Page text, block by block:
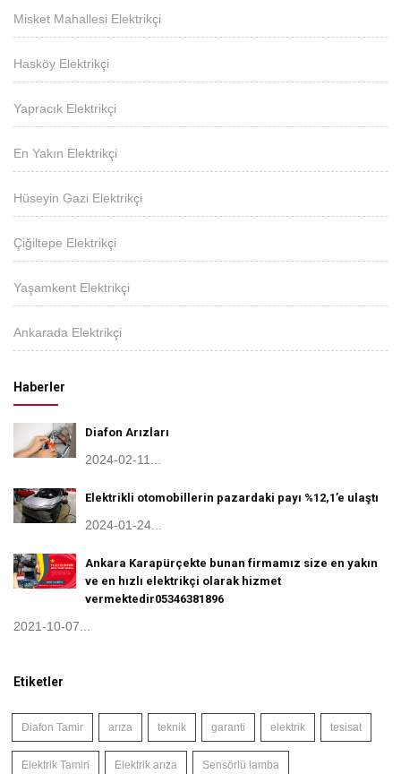
Misket Mahallesi Elektrikçi
Hasköy Elektrikçi
Yapracık Elektrikçi
En Yakın Elektrikçi
Hüseyin Gazi Elektrikçi
Çiğiltepe Elektrikçi
Yaşamkent Elektrikçi
Ankarada Elektrikçi
Haberler
Diafon Arızları
2024-02-11...
Elektrikli otomobillerin pazardaki payı %12,1’e ulaştı
2024-01-24...
Ankara Karapürçekte bunan firmamız size en yakın
ve en hızlı elektrikçi olarak hizmet
vermektedir05346381896
2021-10-07...
Etiketler
Diafon Tamir arıza teknik garanti elektrik tesisat
Elektrik Tamiri Elektrik arıza Sensörlü lamba